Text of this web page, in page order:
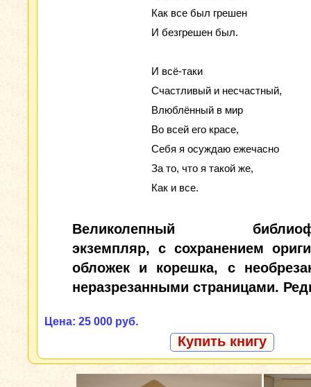
Как все был грешен
И безгрешен был.
И всё-таки
Счастливый и несчастный,
Влюблённый в мир
Во всей его красе,
Себя я осуждаю ежечасно
За то, что я такой же,
Как и все.
Великолепный
экземпляр, с сохранением
обложек и корешка, с
неразрезанными страницами.
Цена: 25 000 руб.
Купить книгу